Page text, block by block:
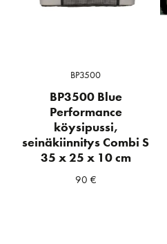
BP3500
BP3500 Blue
Performance
köysipussi,
seinäkiinnitys Combi S
35 x 25 x 10 cm
90 €